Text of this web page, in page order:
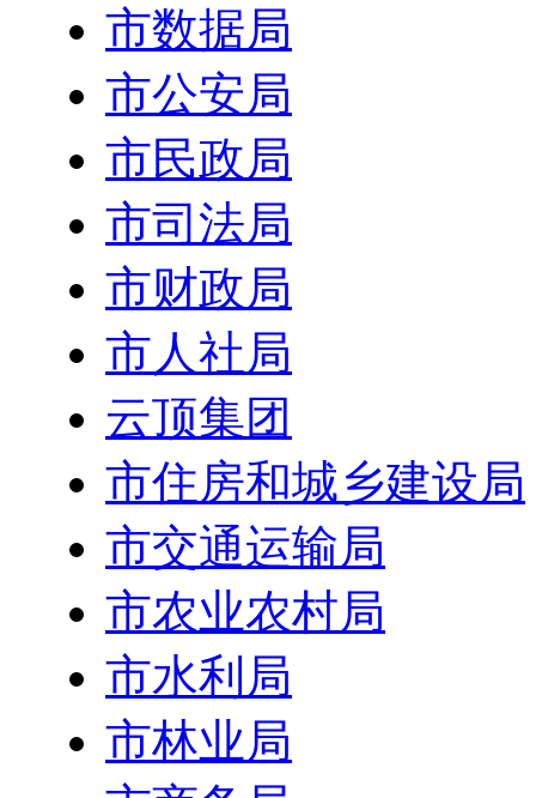
市数据局
市公安局
市民政局
市司法局
市财政局
市人社局
云顶集团
市住房和城乡建设局
市交通运输局
市农业农村局
市水利局
市林业局